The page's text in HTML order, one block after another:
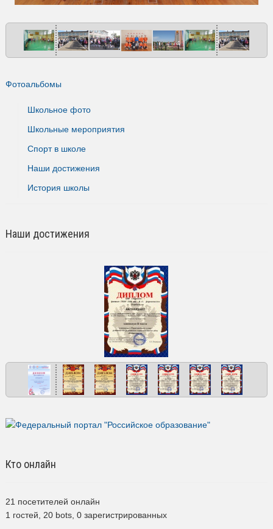
Фотоальбомы
Школьное фото
Школьные мероприятия
Спорт в школе
Наши достижения
История школы
Наши достижения
Кто онлайн
21 посетителей онлайн
1 гостей,
20 bots, 0 зарегистрированных